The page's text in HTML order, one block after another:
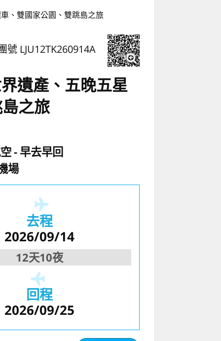
、雙國家公園、雙跳島之旅
號 LJU12TK260914A
遺產、五晚五星
之旅
早去早回
場
去程
2026/09/14
12天10夜
回程
2026/09/25